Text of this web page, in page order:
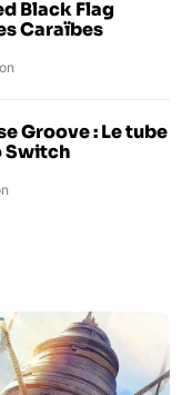
Black Flag
Caraïbes
Groove : Le tube
Switch